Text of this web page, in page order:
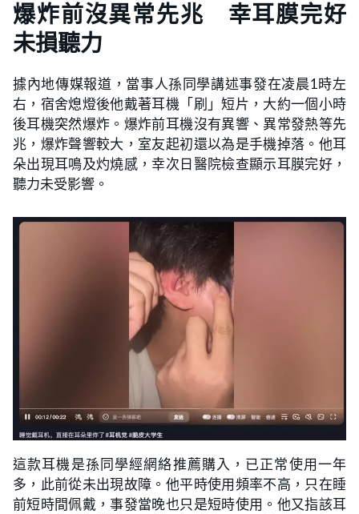
爆炸前沒異常先兆 幸耳膜完好
未損聽力
據內地傳媒報道，當事人孫同學講述事發在凌晨1時左
右，宿舍熄燈後他戴著耳機「刷」短片，大約一個小時
後耳機突然爆炸。爆炸前耳機沒有異響、異常發熱等先
兆，爆炸聲響較大，室友起初還以為是手機掉落。他耳
朵出現耳鳴及灼燒感，幸次日醫院檢查顯示耳膜完好，
聽力未受影響。
這款耳機是孫同學經網絡推薦購入，已正常使用一年
多，此前從未出現故障。他平時使用頻率不高，只在睡
前短時間佩戴，事發當晚也只是短時使用。他又指該耳